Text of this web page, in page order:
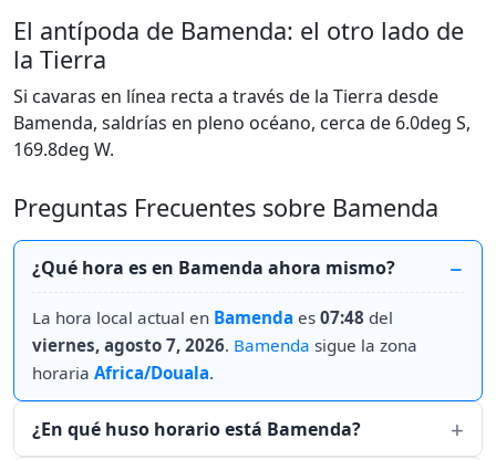
El antípoda de Bamenda: el otro lado de
la Tierra
Si cavaras en línea recta a través de la Tierra desde
Bamenda, saldrías en pleno océano, cerca de 6.0deg S,
169.8deg W.
Preguntas Frecuentes sobre Bamenda
¿Qué hora es en Bamenda ahora mismo?
La hora local actual en Bamenda es 07:48 del
viernes, agosto 7, 2026. Bamenda sigue la zona
horaria Africa/Douala.
¿En qué huso horario está Bamenda?